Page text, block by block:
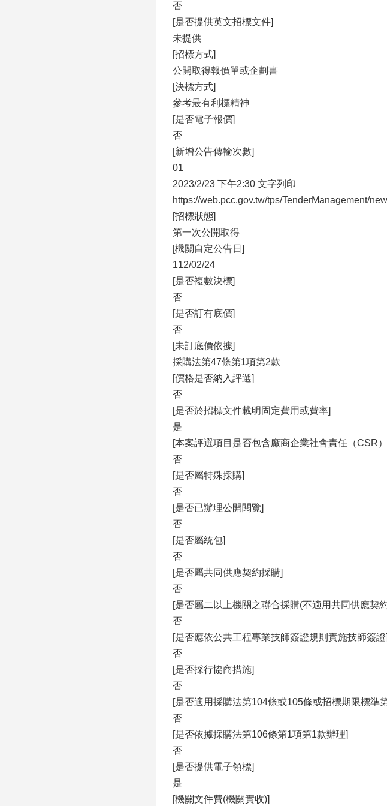
否
[是否提供英文招標文件]
未提供
[招標方式]
公開取得報價單或企劃書
[決標方式]
參考最有利標精神
[是否電子報價]
否
[新增公告傳輸次數]
01
2023/2/23 下午2:30 文字列印
https://web.pcc.gov.tw/tps/TenderManagement/
[招標狀態]
第一次公開取得
[機關自定公告日]
112/02/24
[是否複數決標]
否
[是否訂有底價]
否
[未訂底價依據]
採購法第47條第1項第2款
[價格是否納入評選]
否
[是否於招標文件載明固定費用或費率]
是
[本案評選項目是否包含廠商企業社會責任（CSR
否
[是否屬特殊採購]
否
[是否已辦理公開閱覽]
否
[是否屬統包]
否
[是否屬共同供應契約採購]
否
[是否屬二以上機關之聯合採購(不適用共同供應契
否
[是否應依公共工程專業技師簽證規則實施技師簽證]
否
[是否採行協商措施]
否
[是否適用採購法第104條或105條或招標期限標準
否
[是否依據採購法第106條第1項第1款辦理]
否
[是否提供電子領標]
是
[機關文件費(機關實收)]